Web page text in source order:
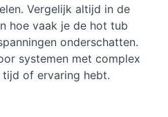
Vergelijk altijd in de
hoe vaak je de hot tub
onderschatten.
systemen met complex
of ervaring hebt.